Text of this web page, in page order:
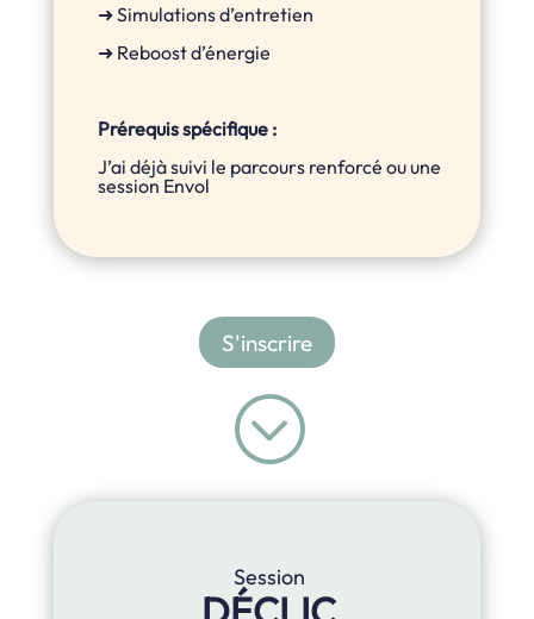
➜ Simulations d’entretien
➜ Reboost d’énergie
Prérequis spécifique :
J’ai déjà suivi le parcours renforcé ou une
session Envol
S'inscrire
;
Session